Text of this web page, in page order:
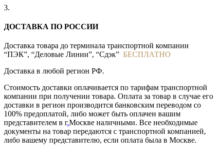
3.
ДОСТАВКА ПО РОССИИ
Доставка товара до терминала транспортной компании
“ПЭК”, “Деловые Линии”, “Сдэк” БЕСПЛАТНО
Доставка в любой регион РФ.
Стоимость доставки оплачивается по тарифам транспортной
компании при получении товара. Оплата за товар в случае его
доставки в регион производится банковским переводом со
100% предоплатой, либо может быть оплачен вашим
представителем в г.Москве наличными. Все необходимые
документы на товар передаются с транспортной компанией,
либо вашему представителю, если оплата была в Москве.